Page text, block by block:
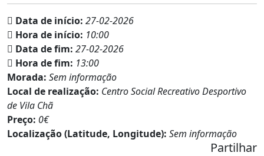
Data de início: 27-02-2026
Hora de início: 10:00
Data de fim: 27-02-2026
Hora de fim: 13:00
Morada: Sem informação
Local de realização: Centro Social Recreativo Desportivo
de Vila Chã
Preço: 0€
Localização (Latitude, Longitude): Sem informação
Partilhar